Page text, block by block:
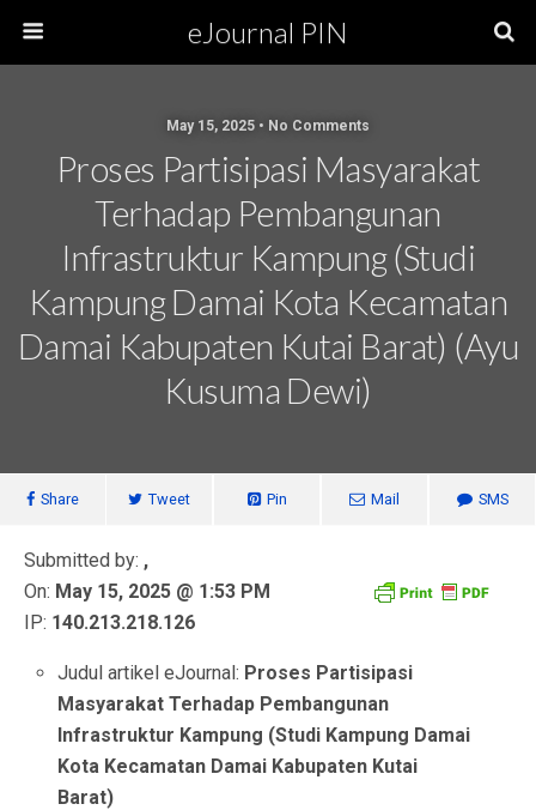
eJournal PIN
May 15, 2025 • No Comments
Proses Partisipasi Masyarakat
Terhadap Pembangunan
Infrastruktur Kampung (Studi
Kampung Damai Kota Kecamatan
Damai Kabupaten Kutai Barat) (Ayu
Kusuma Dewi)
Share Tweet Pin Mail SMS
Submitted by: ,
On: May 15, 2025 @ 1:53 PM
IP: 140.213.218.126
Judul artikel eJournal: Proses Partisipasi
Masyarakat Terhadap Pembangunan
Infrastruktur Kampung (Studi Kampung Damai
Kota Kecamatan Damai Kabupaten Kutai
Barat)